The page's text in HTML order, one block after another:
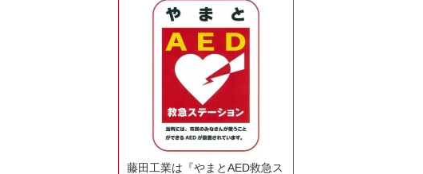
藤田工業は『やまとAED救急ス